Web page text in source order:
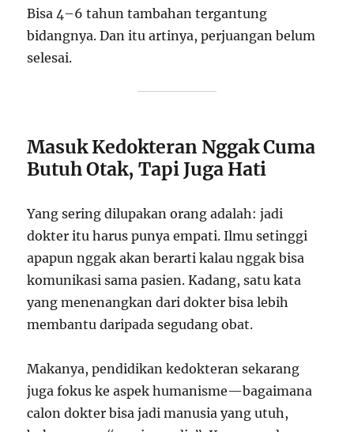
Bisa 4–6 tahun tambahan tergantung
bidangnya. Dan itu artinya, perjuangan belum
selesai.
Masuk Kedokteran Nggak Cuma
Butuh Otak, Tapi Juga Hati
Yang sering dilupakan orang adalah: jadi
dokter itu harus punya empati. Ilmu setinggi
apapun nggak akan berarti kalau nggak bisa
komunikasi sama pasien. Kadang, satu kata
yang menenangkan dari dokter bisa lebih
membantu daripada segudang obat.
Makanya, pendidikan kedokteran sekarang
juga fokus ke aspek humanisme—bagaimana
calon dokter bisa jadi manusia yang utuh,